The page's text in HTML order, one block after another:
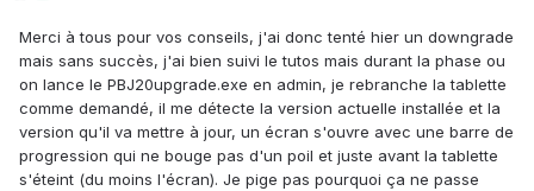
Merci à tous pour vos conseils, j'ai donc tenté hier un downgrade
mais sans succès, j'ai bien suivi le tutos mais durant la phase ou
on lance le PBJ20upgrade.exe en admin, je rebranche la tablette
comme demandé, il me détecte la version actuelle installée et la
version qu'il va mettre à jour, un écran s'ouvre avec une barre de
progression qui ne bouge pas d'un poil et juste avant la tablette
s'éteint (du moins l'écran). Je pige pas pourquoi ça ne passe